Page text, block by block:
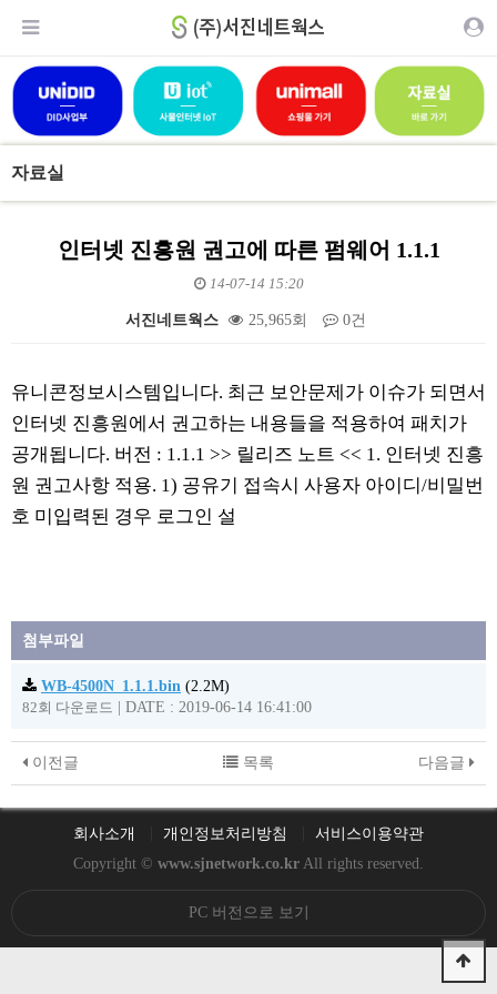
자료실
인터넷 진흥원 권고에 따른 펌웨어 1.1.1
14-07-14 15:20
서진네트웍스 25,965회 0건
유니콘정보시스템입니다. 최근 보안문제가 이슈가 되면서
인터넷 진흥원에서 권고하는 내용들을 적용하여 패치가
공개됩니다. 버전 : 1.1.1 >> 릴리즈 노트 << 1. 인터넷 진흥
원 권고사항 적용. 1) 공유기 접속시 사용자 아이디/비밀번
호 미입력된 경우 로그인 설
첨부파일
WB-4500N_1.1.1.bin (2.2M)
82회 다운로드 | DATE : 2019-06-14 16:41:00
이전글 다음글
목록
회사소개 개인정보처리방침
서비스이용약관
Copyright © www.sjnetwork.co.kr All rights reserved.
PC 버전으로 보기